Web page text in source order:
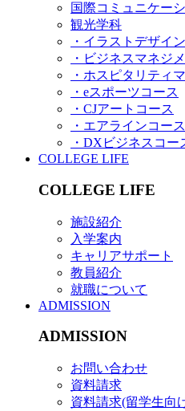
国際コミュニケー
観光学科
・イラストデザイ
・ビジネスマネジ
・ホスピタリティ
・eスポーツコース
・CJアートコース
・エアラインコース
・DXビジネスコー
COLLEGE LIFE
COLLEGE LIFE
施設紹介
入学案内
キャリアサポート
教員紹介
就職について
ADMISSION
ADMISSION
お問い合わせ
資料請求
資料請求(留学生向